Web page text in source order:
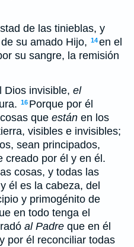
de las tinieblas, y
su amado Hijo, 14en el
su sangre, la remisión
Dios invisible, el
16 Porque por él
que están en los
visibles e invisibles;
sean principados,
creado por él y en él.
cosas, y todas las
y él es la cabeza, del
y primogénito de
en todo tenga el
al Padre que en él
y por él reconciliar todas